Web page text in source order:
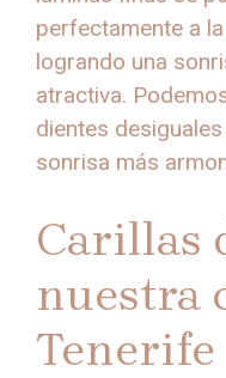
perfectamente a
logrando una
atractiva.
dientes
sonrisa más
Carillas
nuestra
Tenerife